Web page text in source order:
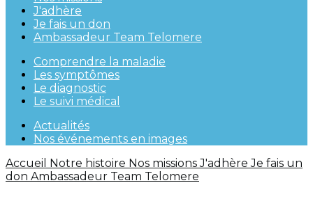
J'adhère
Je fais un don
Ambassadeur Team Telomere
Comprendre la maladie
Les symptômes
Le diagnostic
Le suivi médical
Actualités
Nos événements en images
Accueil Notre histoire Nos missionsJ'adhèreJe fais un
don Ambassadeur Team Telomere